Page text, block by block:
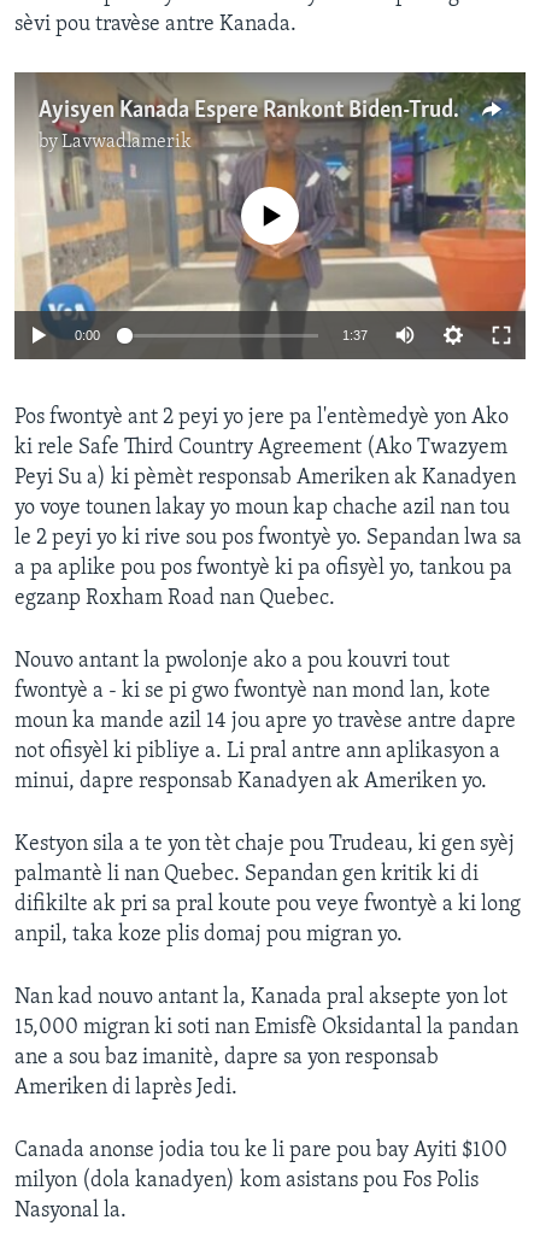
sèvi pou travèse antre Kanada.
Ayisyen Kanada Espere Rankont Biden-Trudeau a Va Gen Konsekans Pozitif pou Ayiti
byLavwadlamerik
No media source currently available
0:00 1:37
Pos fwontyè ant 2 peyi yo jere pa l'entèmedyè yon Ako
ki rele Safe Third Country Agreement (Ako Twazyem
Peyi Su a) ki pèmèt responsab Ameriken ak Kanadyen
yo voye tounen lakay yo moun kap chache azil nan tou
le 2 peyi yo ki rive sou pos fwontyè yo. Sepandan lwa sa
a pa aplike pou pos fwontyè ki pa ofisyèl yo, tankou pa
egzanp Roxham Road nan Quebec.
Nouvo antant la pwolonje ako a pou kouvri tout
fwontyè a - ki se pi gwo fwontyè nan mond lan, kote
moun ka mande azil 14 jou apre yo travèse antre dapre
not ofisyèl ki pibliye a. Li pral antre ann aplikasyon a
minui, dapre responsab Kanadyen ak Ameriken yo.
Kestyon sila a te yon tèt chaje pou Trudeau, ki gen syèj
palmantè li nan Quebec. Sepandan gen kritik ki di
difikilte ak pri sa pral koute pou veye fwontyè a ki long
anpil, taka koze plis domaj pou migran yo.
Nan kad nouvo antant la, Kanada pral aksepte yon lot
15,000 migran ki soti nan Emisfè Oksidantal la pandan
ane a sou baz imanitè, dapre sa yon responsab
Ameriken di laprès Jedi.
Canada anonse jodia tou ke li pare pou bay Ayiti $100
milyon (dola kanadyen) kom asistans pou Fos Polis
Nasyonal la.